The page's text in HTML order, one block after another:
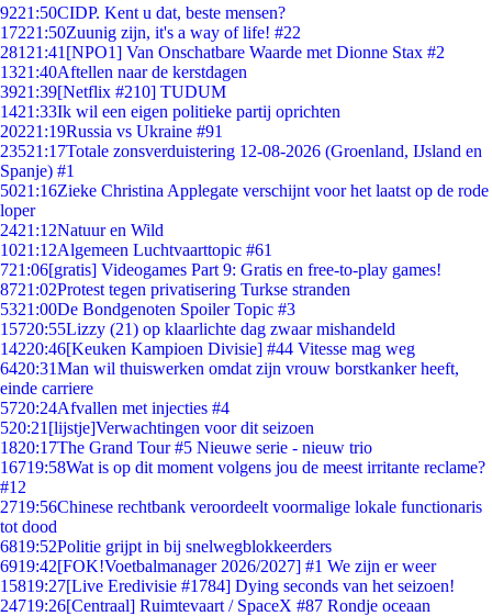
9221:50CIDP. Kent u dat, beste mensen?
17221:50Zuunig zijn, it's a way of life! #22
281 21:41 [NPO1] Van Onschatbare Waarde met Dionne Stax #2
1321:40Aftellen naar de kerstdagen
3921:39[Netflix #210] TUDUM
1421:33Ik wil een eigen politieke partij oprichten
20221:19Russia vs Ukraine #91
23521:17Totale zonsverduistering 12-08-2026 (Groenland, IJsland en
Spanje) #1
5021:16Zieke Christina Applegate verschijnt voor het laatst op de rode
loper
2421:12Natuur en Wild
1021:12Algemeen Luchtvaarttopic #61
721:06[gratis] Videogames Part 9: Gratis en free-to-play games!
8721:02Protest tegen privatisering Turkse stranden
5321:00De Bondgenoten Spoiler Topic #3
15720:55Lizzy (21) op klaarlichte dag zwaar mishandeld
14220:46[Keuken Kampioen Divisie] #44 Vitesse mag weg
6420:31Man wil thuiswerken omdat zijn vrouw borstkanker heeft,
einde carriere
5720:24Afvallen met injecties #4
520:21 [lijstje]Verwachtingen voor dit seizoen
1820:17The Grand Tour #5 Nieuwe serie - nieuw trio
16719:58Wat is op dit moment volgens jou de meest irritante reclame?
#12
2719:56Chinese rechtbank veroordeelt voormalige lokale functionaris
tot dood
6819:52Politie grijpt in bij snelwegblokkeerders
6919:42[FOK!Voetbalmanager 2026/2027] #1 We zijn er weer
15819:27[Live Eredivisie #1784] Dying seconds van het seizoen!
24719:26[Centraal] Ruimtevaart / SpaceX #87 Rondje oceaan